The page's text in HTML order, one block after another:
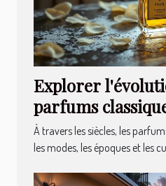
Explorer
parfums
âges
À travers les siècles, les
les modes, les époques et les